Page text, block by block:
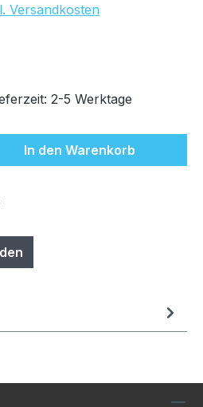
Versandkosten
2-5 Werktage
Gib den
In den Warenkorb